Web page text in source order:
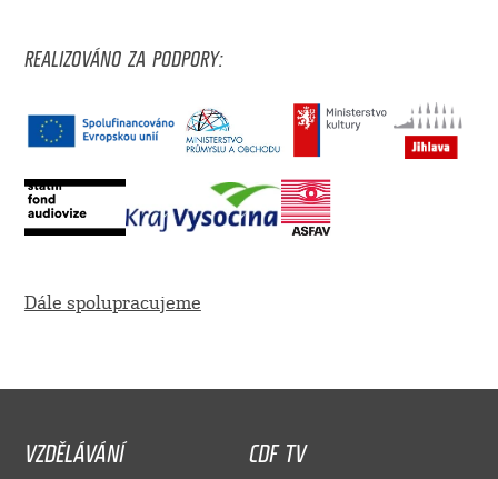
REALIZOVÁNO ZA PODPORY:
Dále spolupracujeme
VZDĚLÁVÁNÍ
CDF TV